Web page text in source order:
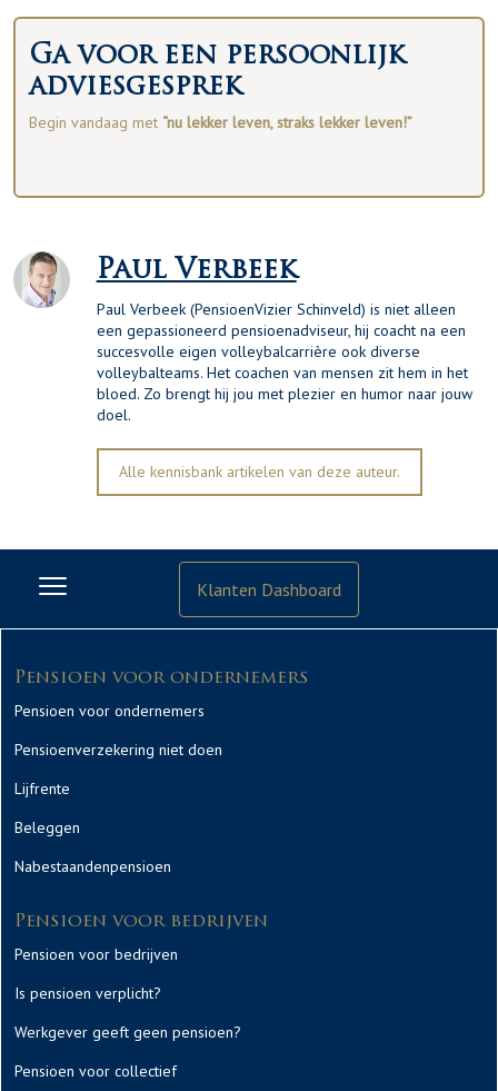
Ga voor een persoonlijk
adviesgesprek
Begin vandaag met “nu lekker leven, straks lekker leven!”
Paul Verbeek
Paul Verbeek (PensioenVizier Schinveld) is niet alleen
een gepassioneerd pensioenadviseur, hij coacht na een
succesvolle eigen volleybalcarrière ook diverse
volleybalteams. Het coachen van mensen zit hem in het
bloed. Zo brengt hij jou met plezier en humor naar jouw
doel.
Alle kennisbank artikelen van deze auteur.
Klanten Dashboard
Pensioen voor ondernemers
Pensioen voor ondernemers
Pensioenverzekering niet doen
Lijfrente
Beleggen
Nabestaandenpensioen
Pensioen voor bedrijven
Pensioen voor bedrijven
Is pensioen verplicht?
Werkgever geeft geen pensioen?
Pensioen voor collectief